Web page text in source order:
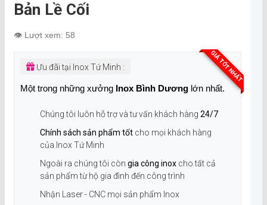
Bản Lề Cối
👁️ Lượt xem: 58
GIÁ TỐT NHẤT
Ưu đãi tại Inox Tứ Minh :
Một trong những xưởng Inox Bình Dương lớn nhất.
Chúng tôi luôn hỗ trợ và tư vấn khách hàng 24/7
Chính sách sản phẩm tốt cho mọi khách hàng
của Inox Tứ Minh
Ngoài ra chúng tôi còn gia công inox cho tất cả
sản phẩm từ hộ gia đình đến công trình
Nhận Laser - CNC mọi sản phẩm Inox